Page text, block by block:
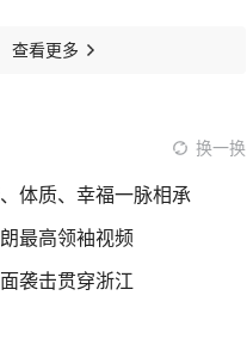
查看更多
换一换
体质、幸福一脉相承
最高领袖视频
袭击贯穿浙江